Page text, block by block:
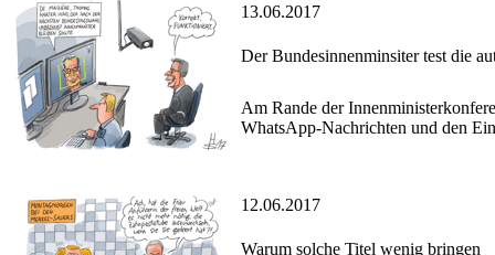
13.06.2017
Der Bundesinnenminsiter test die
Am Rande der
WhatsApp-Nachrichten und den
12.06.2017
Warum solche Titel wenig bringen